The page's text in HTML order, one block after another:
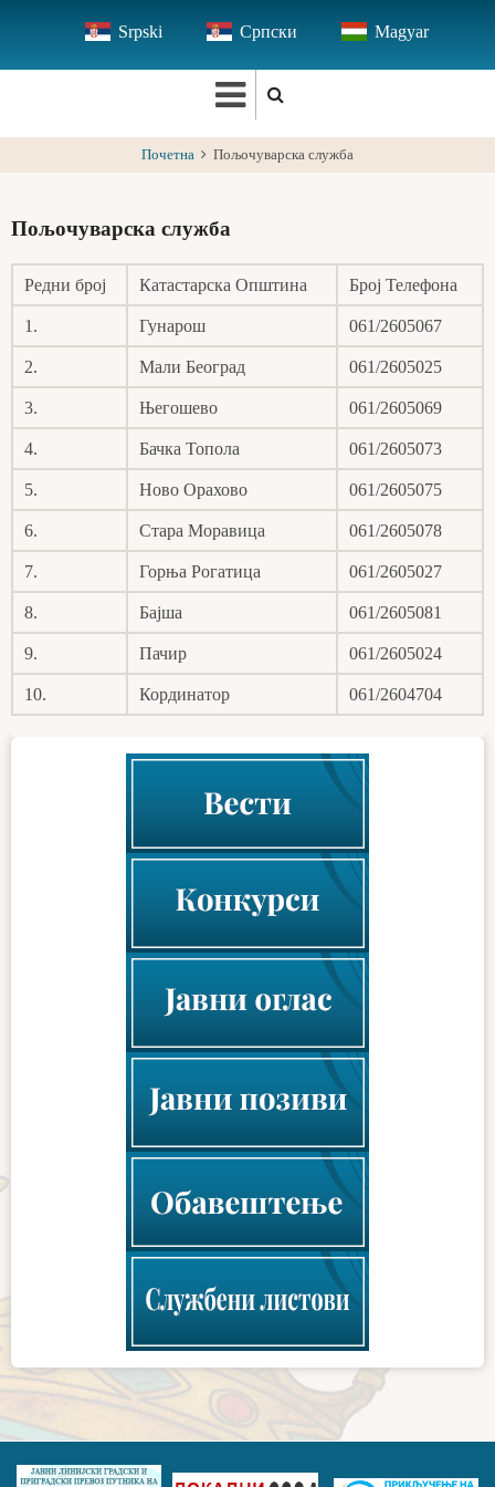
main
Srpski Српски Magyar
Почетна Пољочуварска служба
Пољочуварска служба
Редни број Катастарска Општина Број Телефона
1. Гунарош 061/2605067
2. Мали Београд 061/2605025
3. Његошево 061/2605069
4. Бачка Топола 061/2605073
5. Ново Орахово 061/2605075
6. Стара Моравица 061/2605078
7. Горња Рогатица 061/2605027
8. Бајша 061/2605081
9. Пачир 061/2605024
10. Кординатор 061/2604704